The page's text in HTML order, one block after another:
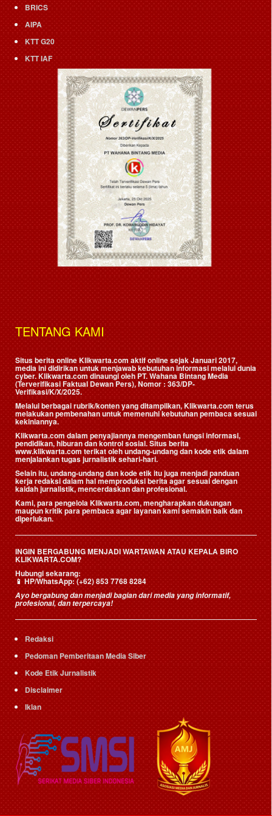
BRICS
AIPA
KTT G20
KTT IAF
TENTANG KAMI
Situs berita online Klikwarta.com aktif online sejak Januari 2017,
media ini didirikan untuk menjawab kebutuhan informasi melalui dunia
cyber. Klikwarta.com dinaungi oleh PT. Wahana Bintang Media
(Terverifikasi Faktual Dewan Pers), Nomor : 363/DP-
Verifikasi/K/X/2025.
Melalui berbagai rubrik/konten yang ditampilkan, Klikwarta.com terus
melakukan pembenahan untuk memenuhi kebutuhan pembaca sesuai
kekiniannya.
Klikwarta.com dalam penyajiannya mengemban fungsi informasi,
pendidikan, hiburan dan kontrol sosial. Situs berita
www.klikwarta.com terikat oleh undang-undang dan kode etik dalam
menjalankan tugas jurnalistik sehari-hari.
Selain itu, undang-undang dan kode etik itu juga menjadi panduan
kerja redaksi dalam hal memproduksi berita agar sesuai dengan
kaidah jurnalistik, mencerdaskan dan profesional.
Kami, para pengelola Klikwarta.com, mengharapkan dukungan
maupun kritik para pembaca agar layanan kami semakin baik dan
diperlukan.
INGIN BERGABUNG MENJADI WARTAWAN ATAU KEPALA BIRO
KLIKWARTA.COM?
Hubungi sekarang:
📱HP/WhatsApp:(+62) 853 7768 8284
Ayo bergabung dan menjadi bagian dari media yang informatif,
profesional, dan terpercaya!
Redaksi
Pedoman Pemberitaan Media Siber
Kode Etik Jurnalistik
Disclaimer
Iklan